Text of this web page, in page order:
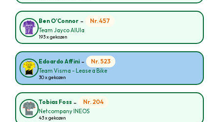
Ben O’Connor - Nr. 457
Team Jayco AlUla
193 x gekozen
Edoardo Affini - Nr. 523
Team Visma - Lease a Bike
30 x gekozen
Tobias Foss - Nr. 204
Netcompany INEOS
43 x gekozen